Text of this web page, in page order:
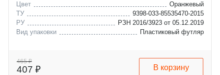
Цвет
Оранжевый
ТУ
9398-033-85535470-2015
РУ
РЗН 2016/3923 от 05.12.2019
Вид упаковки
Пластиковый футляр
465 ₽
407 ₽ В корзину